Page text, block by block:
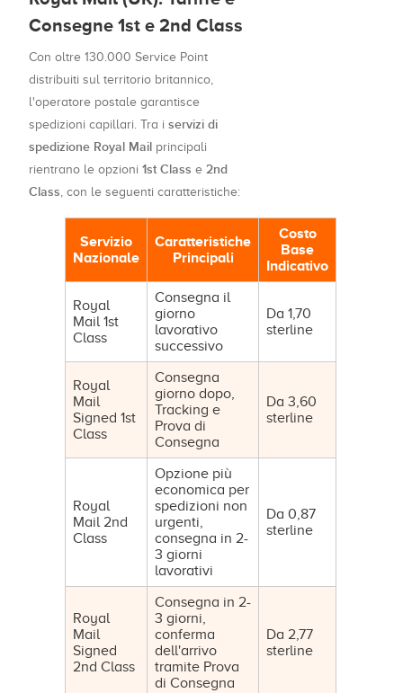
Consegne 1st e 2nd Class
Con oltre 130.000 Service Point
distribuiti sul territorio britannico,
l'operatore postale garantisce
spedizioni capillari. Tra i servizi di
spedizione Royal Mail principali
rientrano le opzioni 1st Class e 2nd
Class, con le seguenti caratteristiche:
Servizio
Nazionale
Caratteristiche
Principali
Costo
Base
Indicativo
Royal
Mail 1st
Class
Consegna il
giorno
lavorativo
successivo
Da 1,70
sterline
Royal
Mail
Signed 1st
Class
Consegna
giorno dopo,
Tracking e
Prova di
Consegna
Da 3,60
sterline
Royal
Mail 2nd
Class
Opzione più
economica per
spedizioni non
urgenti,
consegna in 2-
3 giorni
lavorativi
Da 0,87
sterline
Royal
Mail
Signed
2nd Class
Consegna in 2-
3 giorni,
conferma
dell'arrivo
tramite Prova
di Consegna
Da 2,77
sterline